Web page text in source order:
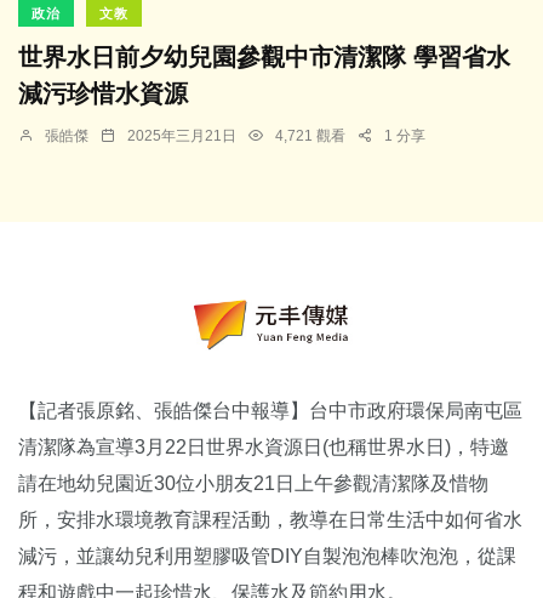
政治 文教
世界水日前夕幼兒園參觀中市清潔隊 學習省水
減污珍惜水資源
張皓傑 2025年三月21日 4,721 觀看 1 分享
【記者張原銘、張皓傑台中報導】台中市政府環保局南屯區
清潔隊為宣導3月22日世界水資源日(也稱世界水日)，特邀
請在地幼兒園近30位小朋友21日上午參觀清潔隊及惜物
所，安排水環境教育課程活動，教導在日常生活中如何省水
減污，並讓幼兒利用塑膠吸管DIY自製泡泡棒吹泡泡，從課
程和遊戲中一起珍惜水、保護水及節約用水。